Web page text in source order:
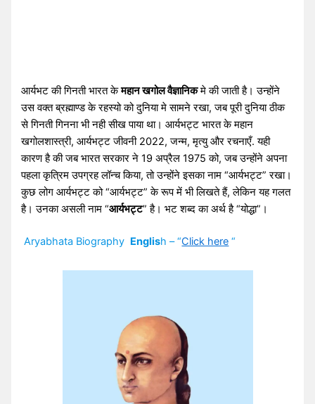
आर्यभट की गिनती भारत केमहान खगोल वैज्ञानिकमे की जाती है। उन्होंने
उस वक्त ब्रह्माण्ड के रहस्यो को दुनिया मे सामने रखा, जब पूरी दुनिया ठीक
से गिनती गिनना भी नही सीख पाया था। आर्यभट्ट भारत के महान
खगोलशास्त्री, आर्यभट्ट जीवनी 2022, जन्म, मृत्यु और रचनाएँ. यही
कारण है की जब भारत सरकार ने 19 अप्रैल 1975 को, जब उन्होंने अपना
पहला कृत्रिम उपग्रह लॉन्च किया, तो उन्होंने इसका नाम “आर्यभट्ट” रखा।
कुछ लोग आर्यभट्ट को “आर्यभट्ट” के रूप में भी लिखते हैं, लेकिन यह गलत
है। उनका असली नाम “आर्यभट्ट” है। भट शब्द का अर्थ है “योद्धा”।
Aryabhata Biography English – “Click here “